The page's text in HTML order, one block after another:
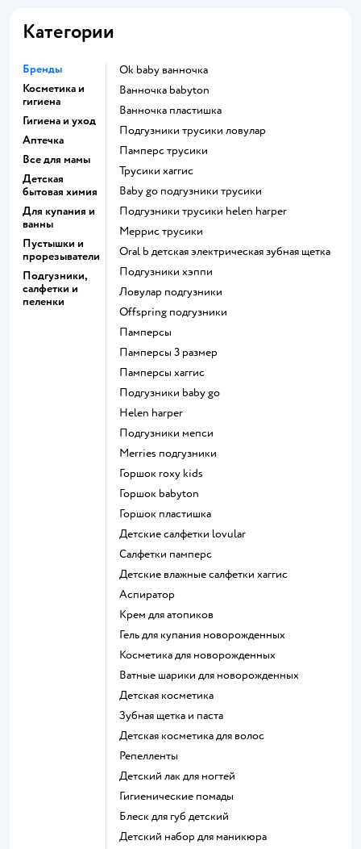
Категории
Бренды
Косметика и
гигиена
Гигиена и уход
Аптечка
Все для мамы
Детская
бытовая химия
Для купания и
ванны
Пустышки и
прорезыватели
Подгузники,
салфетки и
пеленки
ok baby ванночка
ванночка babyton
ванночка пластишка
подгузники трусики ловулар
памперс трусики
трусики хаггис
baby go подгузники трусики
подгузники трусики helen harper
меррис трусики
oral b детская электрическая зубная щетка
подгузники хэппи
ловулар подгузники
offspring подгузники
памперсы
памперсы 3 размер
памперсы хаггис
подгузники baby go
helen harper
подгузники мепси
merries подгузники
горшок roxy kids
горшок babyton
горшок пластишка
детские салфетки lovular
салфетки памперс
детские влажные салфетки хаггис
аспиратор
крем для атопиков
гель для купания новорожденных
косметика для новорожденных
ватные шарики для новорожденных
детская косметика
зубная щетка и паста
детская косметика для волос
репелленты
детский лак для ногтей
гигиенические помады
блеск для губ детский
детский набор для маникюра